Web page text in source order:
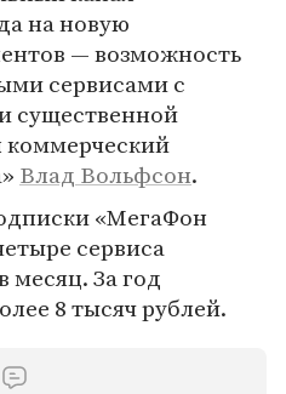
на новую
— возможность
сервисами с
существенной
коммерческий
Влад Вольфсон.
«МегаФон
сервиса
месяц. За год
8 тысяч рублей.